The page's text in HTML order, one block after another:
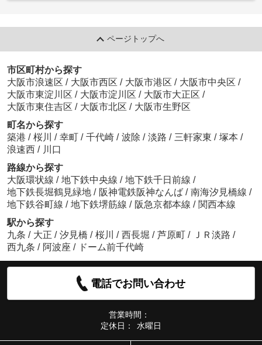
ページトップへ
市区町村から探す
大阪市浪速区 / 大阪市西区 / 大阪市港区 / 大阪市中央区 /
大阪市東淀川区 / 大阪市淀川区 / 大阪市大正区 /
大阪市東住吉区 / 大阪市北区 / 大阪市生野区
町名から探す
築港 / 桜川 / 幸町 / 千代崎 / 波除 / 淡路 / 三軒家東 / 塚本 /
浪速西 / 川口
路線から探す
大阪環状線 / 地下鉄中央線 / 地下鉄千日前線 /
地下鉄長堀鶴見緑地 / 阪神電鉄阪神なんば / 南海汐見橋線 /
地下鉄谷町線 / 地下鉄堺筋線 / 阪急京都本線 / 関西本線
駅から探す
九条 / 大正 / 汐見橋 / 桜川 / 西長堀 / 芦原町 / ＪＲ淡路 /
西九条 / 阿波座 / ドーム前千代崎
電話でお問い合わせ
営業時間：
定休日：
水曜日